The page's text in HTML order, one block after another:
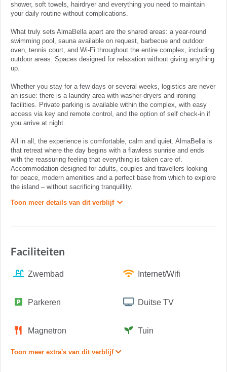
shower, soft towels, hairdryer and everything you need to maintain
your daily routine without complications.
What truly sets AlmaBella apart are the shared areas: a year-round
swimming pool, sauna available on request, barbecue and outdoor
oven, tennis court, and Wi-Fi throughout the entire complex, including
outdoor areas. Spaces designed for relaxation without giving anything
up.
Whether you stay for a few days or several weeks, logistics are never
an issue: there is a laundry area with washer-dryers and ironing
facilities. Private parking is available within the complex, with easy
access via key and remote control, and the option of self check-in if
you arrive at night.
All in all, the experience is comfortable, calm and quiet. AlmaBella is
that retreat where the day begins with a flawless sunrise and ends
with the reassuring feeling that everything is taken care of.
Accommodation designed for adults, couples and travellers looking
for peace, modern amenities and a perfect base from which to explore
the island – without sacrificing tranquillity.
Toon meer details van dit verblijf
Faciliteiten
Zwembad Internet/Wifi
Parkeren Duitse TV
Magnetron Tuin
Toon meer extra's van dit verblijf